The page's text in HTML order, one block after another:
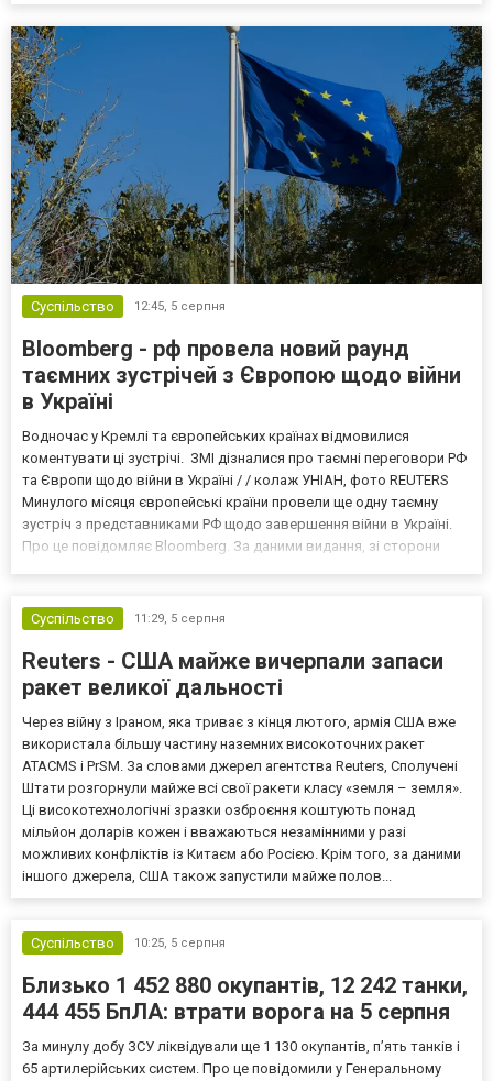
Суспільство 12:45, 5 серпня
Bloomberg - рф провела новий раунд
таємних зустрічей з Європою щодо війни
в Україні
Водночас у Кремлі та європейських країнах відмовилися
коментувати ці зустрічі. ЗМІ дізналися про таємні переговори РФ
та Європи щодо війни в Україні / / колаж УНІАН, фото REUTERS
Минулого місяця європейські країни провели ще одну таємну
зустріч з представниками РФ щодо завершення війни в Україні.
Про це повідомляє Bloomberg. За даними видання, зі сторони
Суспільство
11:29, 5 серпня
Reuters - США майже вичерпали запаси
ракет великої дальності
Через війну з Іраном, яка триває з кінця лютого, армія США вже
використала більшу частину наземних високоточних ракет
ATACMS і PrSM. За словами джерел агентства Reuters, Сполучені
Штати розгорнули майже всі свої ракети класу «земля – земля».
Ці високотехнологічні зразки озброєння коштують понад
мільйон доларів кожен і вважаються незамінними у разі
можливих конфліктів із Китаєм або Росією. Крім того, за даними
іншого джерела, США також запустили майже полов...
Суспільство 10:25, 5 серпня
Близько 1 452 880 окупантів, 12 242 танки,
444 455 БпЛА: втрати ворога на 5 серпня
За минулу добу ЗСУ ліквідували ще 1 130 окупантів, пʼять танків і
65 артилерійських систем. Про це повідомили у Генеральному